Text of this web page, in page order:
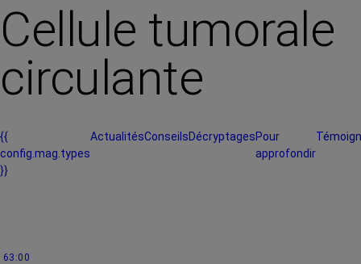
Cellule tumorale
circulante
{{
config.mag.types
}}
ActualitésConseilsDécryptagesPour
approfondir
63:00